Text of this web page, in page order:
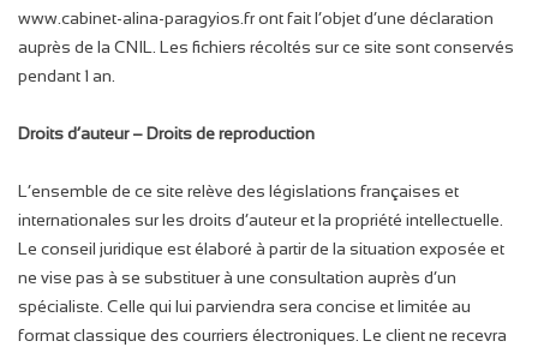
www.cabinet-alina-paragyios.fr ont fait l’objet d’une déclaration
auprès de la CNIL. Les fichiers récoltés sur ce site sont conservés
pendant 1 an.
Droits d’auteur – Droits de reproduction
L’ensemble de ce site relève des législations françaises et
internationales sur les droits d’auteur et la propriété intellectuelle.
Le conseil juridique est élaboré à partir de la situation exposée et
ne vise pas à se substituer à une consultation auprès d’un
spécialiste. Celle qui lui parviendra sera concise et limitée au
format classique des courriers électroniques. Le client ne recevra